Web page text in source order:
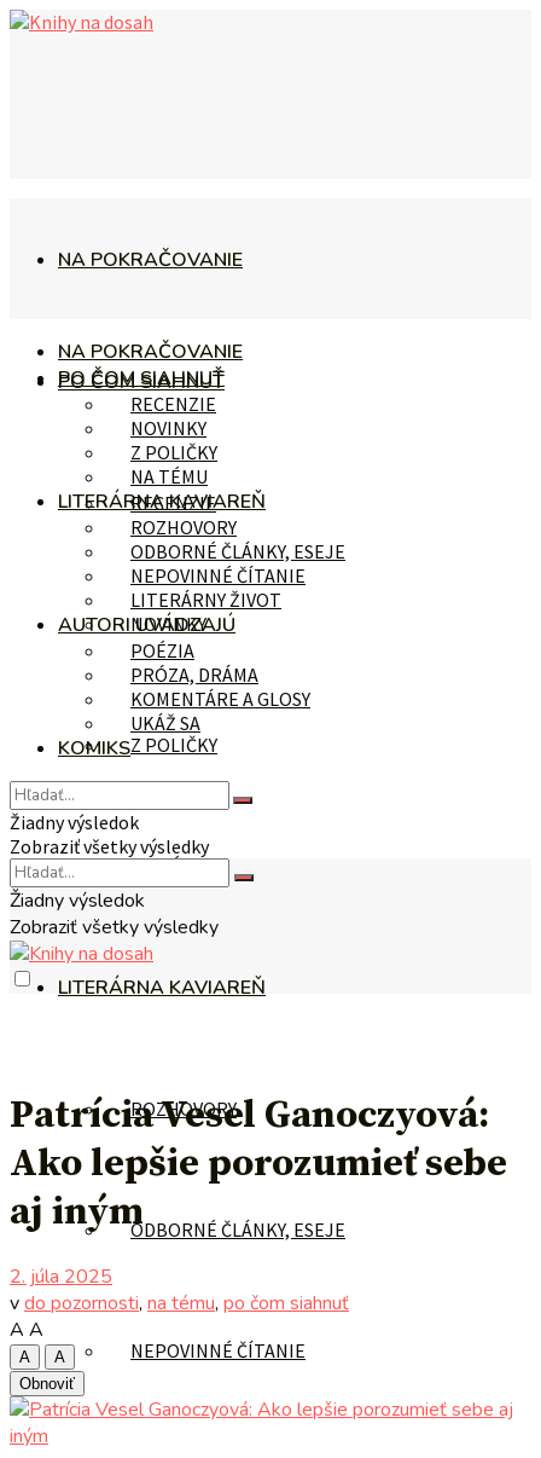
NA POKRAČOVANIE
PO ČOM SIAHNUŤ
RECENZIE
NOVINKY
Z POLIČKY
NA TÉMU
LITERÁRNA KAVIAREŇ
ROZHOVORY
ODBORNÉ ČLÁNKY, ESEJE
NEPOVINNÉ ČÍTANIE
NA POKRAČOVANIE
PO ČOM SIAHNUŤ
RECENZIE
NOVINKY
Z POLIČKY
NA TÉMU
LITERÁRNA KAVIAREŇ
ROZHOVORY
ODBORNÉ ČLÁNKY, ESEJE
NEPOVINNÉ ČÍTANIE
LITERÁRNY ŽIVOT
AUTORI UVÁDZAJÚ
POÉZIA
PRÓZA, DRÁMA
KOMENTÁRE A GLOSY
UKÁŽ SA
KOMIKS
Žiadny výsledok
Zobraziť všetky výsledky
Žiadny výsledok
Zobraziť všetky výsledky
Patrícia Vesel Ganoczyová:
Ako lepšie porozumieť sebe
aj iným
2. júla 2025
vdo pozornosti, na tému, po čom siahnuť
A A
A
A
Obnoviť